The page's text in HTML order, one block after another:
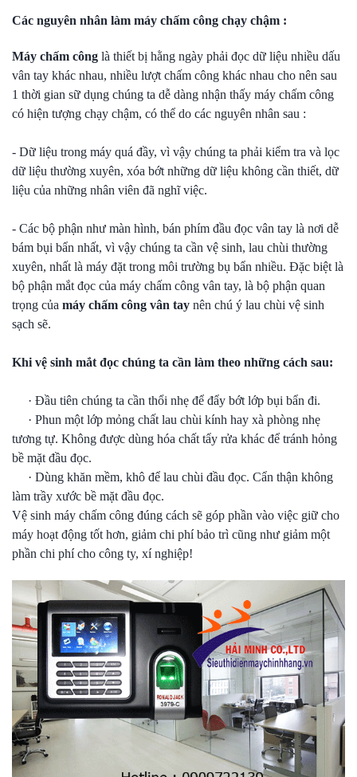
Các nguyên nhân làm máy chấm công chạy chậm :
Máy chấm công là thiết bị hằng ngày phải đọc dữ liệu nhiều dấu
vân tay khác nhau, nhiều lượt chấm công khác nhau cho nên sau
1 thời gian sữ dụng chúng ta dễ dàng nhận thấy máy chấm công
có hiện tượng chạy chậm, có thể do các nguyên nhân sau :
- Dữ liệu trong máy quá đầy, vì vậy chúng ta phải kiểm tra và lọc
dữ liệu thường xuyên, xóa bớt những dữ liệu không cần thiết, dữ
liệu của những nhân viên đã nghĩ việc.
- Các bộ phận như màn hình, bán phím đầu đọc vân tay là nơi dễ
bám bụi bẩn nhất, vì vậy chúng ta cần vệ sinh, lau chùi thường
xuyên, nhất là máy đặt trong môi trường bụ bẩn nhiều. Đặc biệt là
bộ phận mắt đọc của máy chấm công vân tay, là bộ phận quan
trọng của máy chấm công vân tay nên chú ý lau chùi vệ sinh
sạch sẽ.
Khi vệ sinh mắt đọc chúng ta cần làm theo những cách sau:
· Đầu tiên chúng ta cần thổi nhẹ để đẩy bớt lớp bụi bẩn đi.
· Phun một lớp mỏng chất lau chùi kính hay xà phòng nhẹ
tương tự. Không được dùng hóa chất tẩy rửa khác để tránh hỏng
bề mặt đầu đọc.
· Dùng khăn mềm, khô để lau chùi đầu đọc. Cẩn thận không
làm trầy xước bề mặt đầu đọc.
Vệ sinh máy chấm công đúng cách sẽ góp phần vào việc giữ cho
máy hoạt động tốt hơn, giảm chi phí bảo trì cũng như giảm một
phần chi phí cho công ty, xí nghiệp!